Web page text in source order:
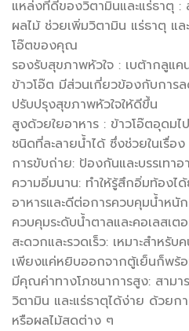
แหล่งที่ดีของวิตามินและแร่ธาตุ :
ผลไม้ ช่วยเพิ่มวิตามิน แร่ธาตุ แล
โอ๊ตของคุณ
รองรับสุขภาพหัวใจ : เบต้ากลูแค
ข้าวโอ๊ต มีส่วนเกี่ยวข้องกับการล
ปรับปรุงสุขภาพหัวใจให้ดีขึ้น
สูงด้วยใยอาหาร : ข้าวโอ๊ตอุดมไ
ชนิดที่ละลายน้ำได้ ซึ่งช่วยในเรื่อง
การขับถ่าย: ป้องกันและบรรเทา
ความอิ่มนาน: ทำให้รู้สึกอิ่มท้อง
อาหารและดีต่อการควบคุมน้ำหนัก
ควบคุมระดับน้ำตาลและคอเลสเต
สะดวกและรวดเร็ว: เหมาะสำหรับ
เพียงแค่หยิบออกจากตู้เย็นก็พร้
มีคุณค่าทางโภชนาการสูง: สามา
วิตามิน และแร่ธาตุได้ง่าย ด้วยก
หรือผลไม้สดต่าง ๆ